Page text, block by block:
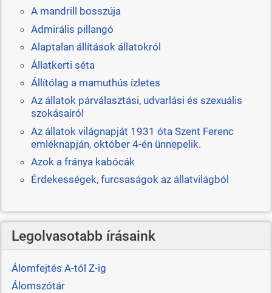
A mandrill bosszúja
Admirális pillangó
Alaptalan állítások állatokról
Állatkerti séta
Állítólag a mamuthús ízletes
Az állatok párválasztási, udvarlási és szexuális
szokásairól
Az állatok világnapját 1931 óta Szent Ferenc
emléknapján, október 4-én ünnepelik.
Azok a fránya kabócák
Érdekességek, furcsaságok az állatvilágból
Legolvasotabb írásaink
Álomfejtés A-tól Z-ig
Álomszótár